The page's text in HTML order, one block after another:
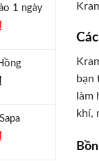
là:
1 ngày
Giá
là:
Giá
bạn
làm
khí,